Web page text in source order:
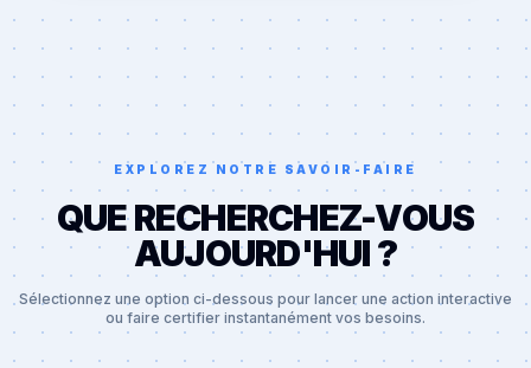
EXPLOREZ NOTRE SAVOIR-FAIRE
QUE RECHERCHEZ-VOUS
AUJOURD'HUI ?
Sélectionnez une option ci-dessous pour lancer une action interactive
ou faire certifier instantanément vos besoins.